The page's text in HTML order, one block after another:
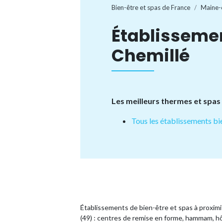
Bien-être et spas de France
Chemillé
Les meilleurs thermes et spas
Tous les établissements
Établissements de bien-être et spas à
(49) : centres de remise en forme, hammam,